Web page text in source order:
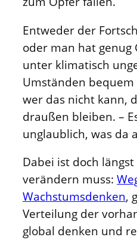
Entweder der
oder man hat genug
unter klimatisch
Umständen bequem
wer das nicht kann,
draußen bleiben. –
unglaublich, was da
Dabei ist doch
verändern muss:
Wachstumsdenken,
Verteilung der
global denken und